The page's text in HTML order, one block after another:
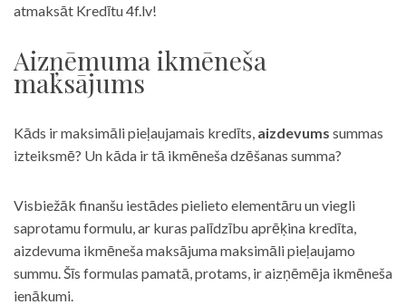
atmaksāt Kredītu 4f.lv!
Aizņēmuma ikmēneša
maksājums
Kāds ir maksimāli pieļaujamais kredīts, aizdevums summas
izteiksmē? Un kāda ir tā ikmēneša dzēšanas summa?
Visbiežāk finanšu iestādes pielieto elementāru un viegli
saprotamu formulu, ar kuras palīdzību aprēķina kredīta,
aizdevuma ikmēneša maksājuma maksimāli pieļaujamo
summu. Šīs formulas pamatā, protams, ir aizņēmēja ikmēneša
ienākumi.